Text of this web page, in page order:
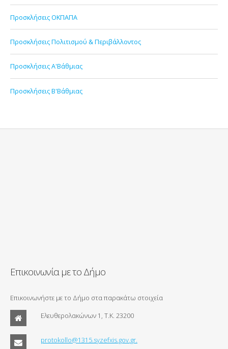
Προσκλήσεις ΟΚΠΑΠΑ
Προσκλήσεις Πολιτισμού & Περιβάλλοντος
Προσκλήσεις Α'Βάθμιας
Προσκλήσεις Β'Βάθμιας
Επικοινωνία με το Δήμο
Επικοινωνήστε με το Δήμο στα παρακάτω στοιχεία
Ελευθερολακώνων 1, Τ.Κ. 23200
protokollo@1315.syzefxis.gov.gr.